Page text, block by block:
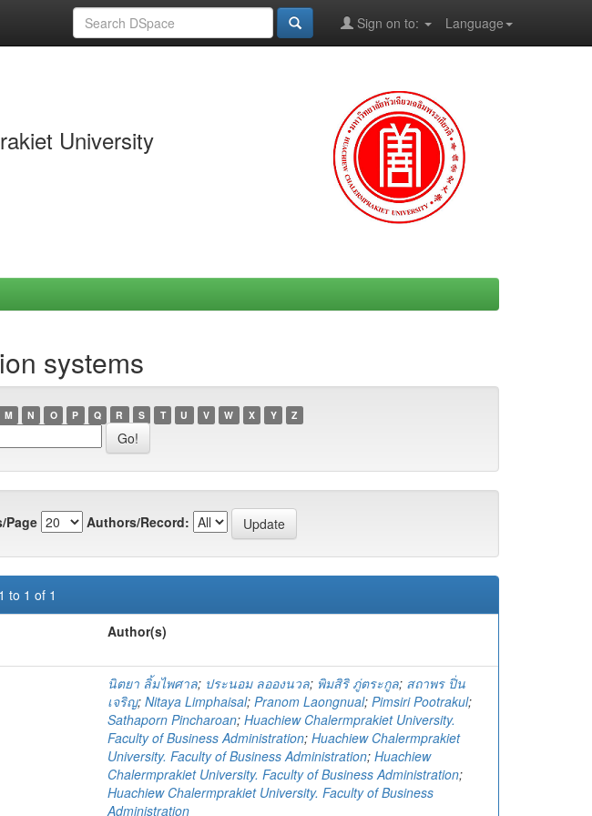
Language
Sign on to:
University
systems
M N O P Q R S T U V W X Y Z
Page Authors/Record:
to 1 of 1
Author(s)
นิตยา ลิ้มไพศาล; ประนอม ลอองนวล; พิมสิริ ภู่ตระกูล; สถาพร ปิ่น
เจริญ; Nitaya Limphaisal; Pranom Laongnual; Pimsiri Pootrakul;
Sathaporn Pincharoan; Huachiew Chalermprakiet University.
Faculty of Business Administration; Huachiew Chalermprakiet
University. Faculty of Business Administration; Huachiew
Chalermprakiet University. Faculty of Business Administration;
Huachiew Chalermprakiet University. Faculty of Business
Administration